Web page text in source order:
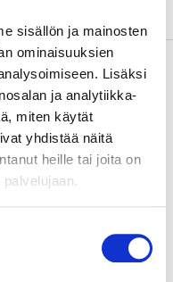
sisällön ja mainosten
ominaisuuksien
Lisäksi
ja analytiikka-
miten käytät
yhdistää näitä
heille tai joita on
jo 2 tunnin kuluttua!
myös